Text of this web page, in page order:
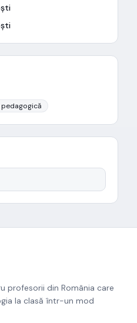
profesorii din România care
la clasă într-un mod